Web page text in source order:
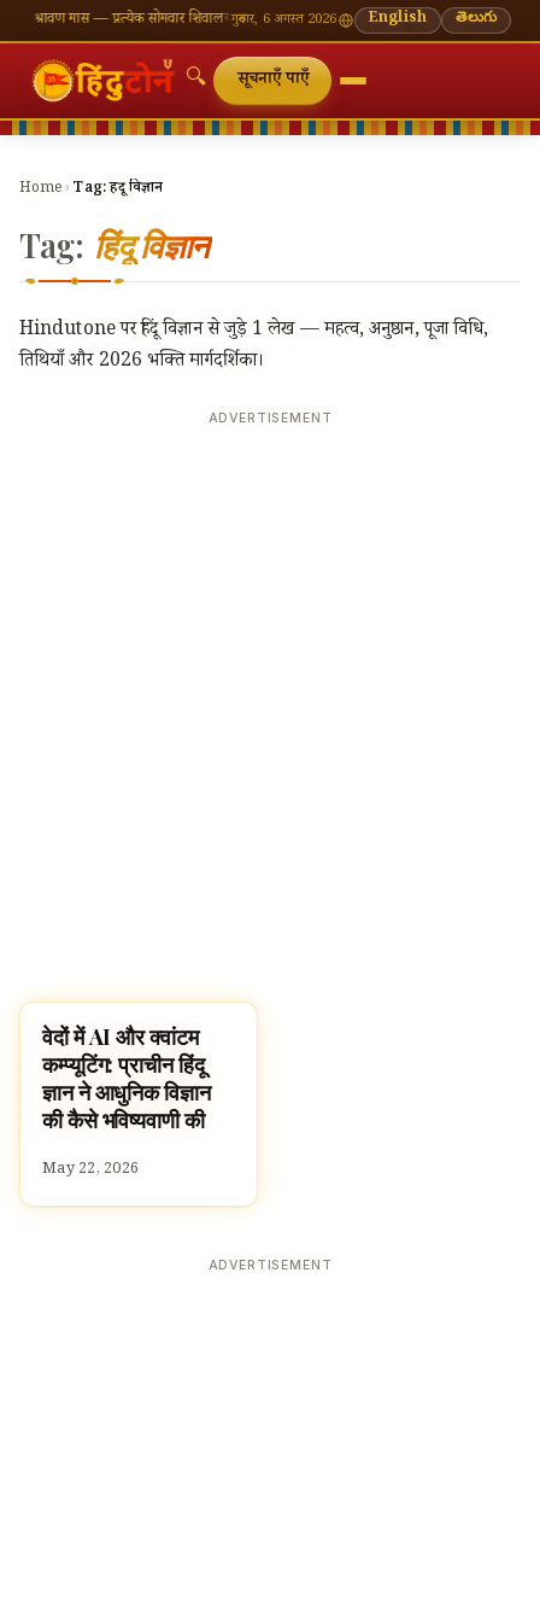
श्रावण मास — प्रत्येक सोमवार शिवालय दर्शन का महत्व🌸 गणेश चतुर्थी — भाद्रपद शुक्ल चतुर्थी ⛩
गुरुवार, 6 अगस्त 2026 English తెలుగు
🔍 सूचनाएँ पाएँ
Home › Tag:हिंदू विज्ञान
Tag: हिंदू विज्ञान
Hindutone पर हिंदू विज्ञान से जुड़े 1 लेख — महत्व, अनुष्ठान, पूजा विधि,
तिथियाँ और 2026 भक्ति मार्गदर्शिका।
ADVERTISEMENT
HINDUISM
वेदों में AI और क्वांटम
कम्प्यूटिंग: प्राचीन हिंदू
ज्ञान ने आधुनिक विज्ञान
की कैसे भविष्यवाणी की
May 22, 2026
ADVERTISEMENT